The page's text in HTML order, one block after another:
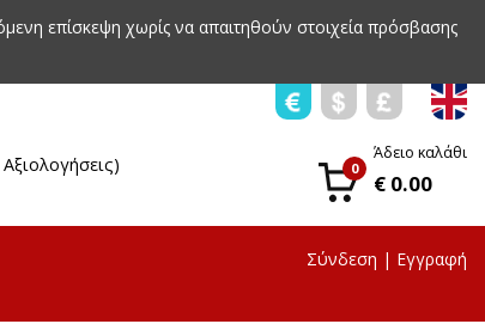
επίσκεψη χωρίς να απαιτηθούν στοιχεία πρόσβασης
0
Άδειο καλάθι
€ 0.00
Σύνδεση | Εγγραφή